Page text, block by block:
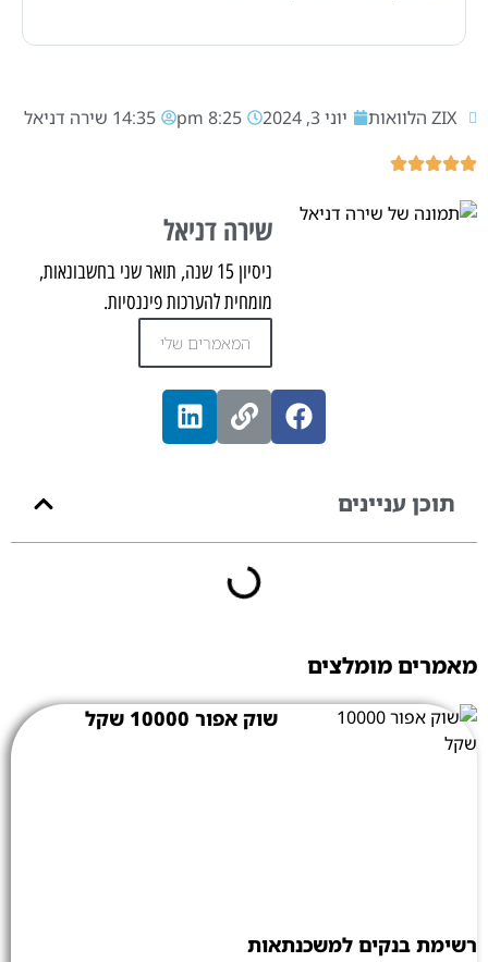
ZIX הלוואות יוני 3, 2024 8:25 pm
14:35 שירה דניאל
שירה דניאל
ניסיון 15 שנה, תואר שני בחשבונאות,
מומחית להערכות פיננסיות.
המאמרים שלי
תוכן עניינים
מאמרים מומלצים
שוק אפור 10000 שקל
רשימת בנקים למשכנתאות